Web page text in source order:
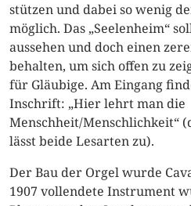
stützen und dabei so wenig
möglich. Das „Seelenheim“
aussehen und doch einen
behalten, um sich offen zu
für Gläubige. Am Eingang
Inschrift: „Hier lehrt man die
Menschheit/Menschlichkeit“
lässt beide Lesarten zu).
Der Bau der Orgel wurde
1907 vollendete Instrument